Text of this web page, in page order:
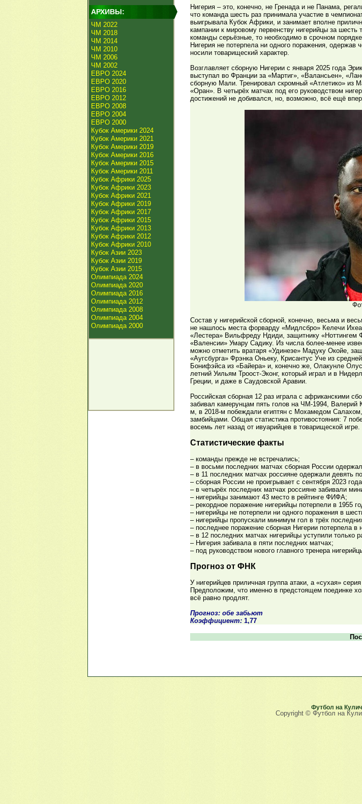
АРХИВЫ:
ЧМ 2022
ЧМ 2018
ЧМ 2014
ЧМ 2010
ЧМ 2006
ЧМ 2002
ЕВРО 2024
ЕВРО 2020
ЕВРО 2016
ЕВРО 2012
ЕВРО 2008
ЕВРО 2004
ЕВРО 2000
Кубок Америки 2024
Кубок Америки 2021
Кубок Америки 2019
Кубок Америки 2016
Кубок Америки 2015
Кубок Америки 2011
Кубок Африки 2025
Кубок Африки 2023
Кубок Африки 2021
Кубок Африки 2019
Кубок Африки 2017
Кубок Африки 2015
Кубок Африки 2013
Кубок Африки 2012
Кубок Африки 2010
Кубок Азии 2023
Кубок Азии 2019
Кубок Азии 2015
Олимпиада 2024
Олимпиада 2020
Олимпиада 2016
Олимпиада 2012
Олимпиада 2008
Олимпиада 2004
Олимпиада 2000
Нигерия – это, конечно, не Гренада и не Панама,
что команда шесть раз принимала участие в
выигрывала Кубок Африки, и занимает вполне
кампании к мировому первенству нигерийцы за
команды серьёзные, то необходимо в срочном
Нигерия не потерпела ни одного поражения,
носили товарищеский характер.
Возглавляет сборную Нигерии с января 2025 года
выступал во Франции за «Мартиг», «Валансьен»,
сборную Мали. Тренировал скромный «Атлетико» из
«Оран». В четырёх матчах под его руководством
достижений не добивался, но, возможно, всё ещё
Состав у нигерийской сборной, конечно, весьма и
не нашлось места форварду «Мидлсбро» Келечи
«Лестера» Вильфреду Ндиди, защитнику «Ноттингем
«Валенсии» Умару Садику. Из числа более-менее
можно отметить вратаря «Удинезе» Мадуку Окойе,
«Аугсбурга» Фрэнка Оньеку, Крисантус Уче из
Бонифэйса из «Байера» и, конечно же, Олакунле
летний Уильям Троост-Эконг, который играл и в
Греции, и даже в Саудовской Аравии.
Российская сборная 12 раз играла с африканскими
забивал камерунцам пять голов на ЧМ-1994,
м, в 2018-м побеждали египтян с Мохамедом
замбийцами. Общая статистика противостояния: 7
восемь лет назад от ивуарийцев в товарищеской игре.
Статистические факты
– команды прежде не встречались;
– в восьми последних матчах сборная России
– в 11 последних матчах россияне одержали девять
– сборная России не проигрывает с сентября 2023
– в четырёх последних матчах россияне забивали
– нигерийцы занимают 43 место в рейтинге ФИФА;
– рекордное поражение нигерийцы потерпели в 1955
– нигерийцы не потерпели ни одного поражения в
– нигерийцы пропускали минимум гол в трёх
– последнее поражение сборная Нигерии потерпела в
– в 12 последних матчах нигерийцы уступили только
– Нигерия забивала в пяти последних матчах;
– под руководством нового главного тренера
Прогноз от ФНК
У нигерийцев приличная группа атаки, а «сухая»
Предположим, что именно в предстоящем поединке
всё равно продлят.
Прогноз: обе забьют
Коэффициент: 1,77
Футбол на
Copyright © Футбол на